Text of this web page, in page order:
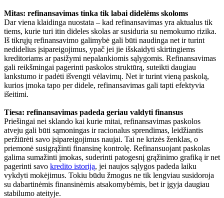
Mitas: refinansavimas tinka tik labai didelėms skoloms
Dar viena klaidinga nuostata – kad refinansavimas yra aktualus tik
tiems, kurie turi itin dideles skolas ar susiduria su nemokumo rizika.
Iš tikrųjų refinansavimo galimybė gali būti naudinga net ir turint
nedidelius įsipareigojimus, ypač jei jie išskaidyti skirtingiems
kreditoriams ar pasižymi nepalankiomis sąlygomis. Refinansavimas
gali reikšmingai pagerinti paskolos struktūrą, suteikti daugiau
lankstumo ir padėti išvengti vėlavimų. Net ir turint vieną paskolą,
kurios įmoka tapo per didele, refinansavimas gali tapti efektyvia
išeitimi.
Tiesa: refinansavimas padeda geriau valdyti finansus
Priešingai nei sklando kai kurie mitai, refinansavimas paskolos
atveju gali būti sąmoningas ir racionalus sprendimas, leidžiantis
peržiūrėti savo įsipareigojimus naujai. Tai ne krizės ženklas, o
priemonė susigrąžinti finansinę kontrolę. Refinansuojant paskolas
galima sumažinti įmokas, suderinti patogesnį grąžinimo grafiką ir net
pagerinti savo kredito istoriją, jei naujos sąlygos padeda laiku
vykdyti mokėjimus. Tokiu būdu žmogus ne tik lengviau susidoroja
su dabartinėmis finansinėmis atsakomybėmis, bet ir įgyja daugiau
stabilumo ateityje.